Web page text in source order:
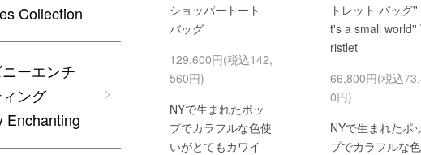
ショッパートート
バッグ
129,600円(税込142,
560円)
NYで生まれたポッ
プでカラフルな色使
いがとてもカワイ
トレット バッグ''
t's a small world''
ristlet
66,800円(税込
0円)
NYで生まれたポ
プでカラフルな
Collection
ーエンチ
ング
Enchanting